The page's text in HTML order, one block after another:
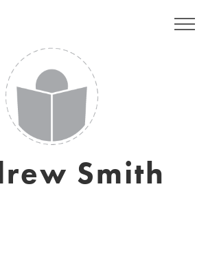
Smith